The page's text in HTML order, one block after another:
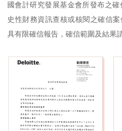
國會計研究發展基金會所發布之
史性財務資訊查核或核閱之確信
具有限確信報告，確信範圍及結果